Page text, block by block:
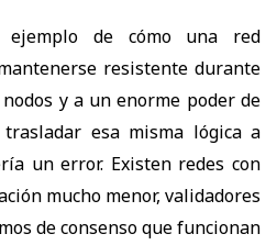
de cómo una red
resistente durante
y a un enorme poder de
esa misma lógica a
un error. Existen redes con
mucho menor, validadores
de consenso que funcionan